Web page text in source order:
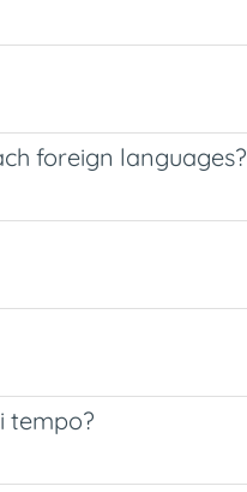
foreign languages?
tempo?